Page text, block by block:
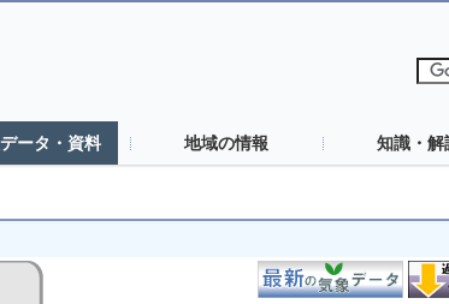
ータ・資料 地域の情報 知識・解